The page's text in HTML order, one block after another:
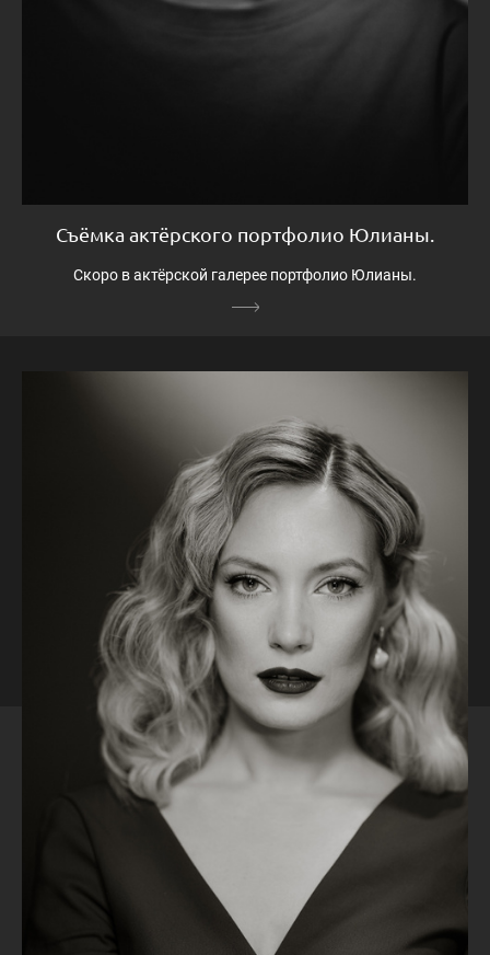
Съёмка актёрского портфолио Юлианы.
Скоро в актёрской галерее портфолио Юлианы.